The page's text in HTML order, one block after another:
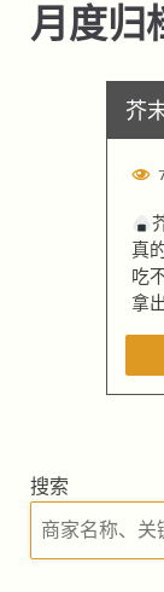
月度归
芥
真
吃
拿
搜索